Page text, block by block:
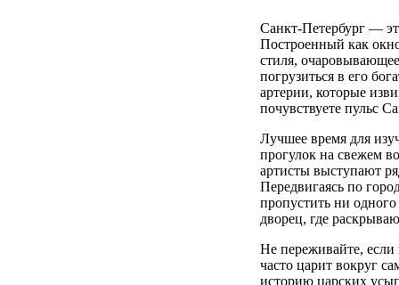
Санкт-Петербург —
Построенный как
стиля,
погрузиться в его
артерии, которые
почувствуете пульс
Лучшее время для
прогулок на свежем
артисты выступают
Передвигаясь по
пропустить ни
дворец, где
Не переживайте,
часто царит вокруг
историю царских